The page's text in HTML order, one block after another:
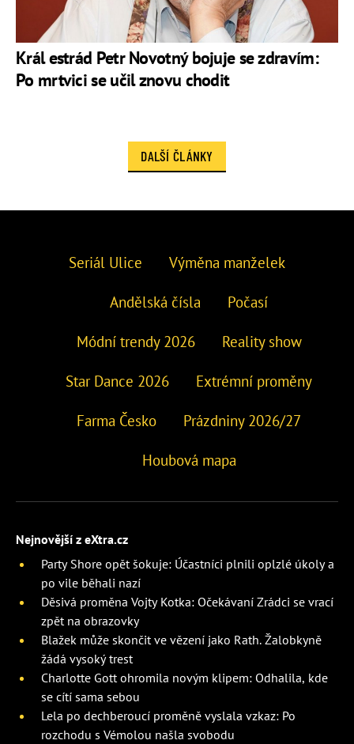
Král estrád Petr Novotný bojuje se zdravím:
Po mrtvici se učil znovu chodit
DALŠÍ ČLÁNKY
Seriál Ulice Výměna manželek
Andělská čísla Počasí
Módní trendy 2026 Reality show
Star Dance 2026 Extrémní proměny
Farma Česko Prázdniny 2026/27
Houbová mapa
Nejnovější z eXtra.cz
Party Shore opět šokuje: Účastníci plnili oplzlé úkoly a
po vile běhali nazí
Děsivá proměna Vojty Kotka: Očekávaní Zrádci se vrací
zpět na obrazovky
Blažek může skončit ve vězení jako Rath. Žalobkyně
žádá vysoký trest
Charlotte Gott ohromila novým klipem: Odhalila, kde
se cítí sama sebou
Lela po dechberoucí proměně vyslala vzkaz: Po
rozchodu s Vémolou našla svobodu